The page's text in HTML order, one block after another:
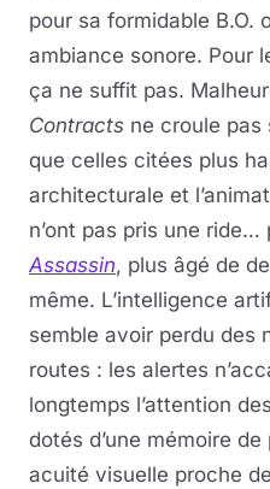
pour sa formidable B.O.
ambiance sonore. Pour
ça ne suffit pas.
Contracts ne croule pas
que celles citées plus
architecturale et
n’ont pas pris une ride…
Assassin, plus âgé de
même. L’intelligence
semble avoir perdu des
routes : les alertes
longtemps l’attention
dotés d’une mémoire
acuité visuelle proche